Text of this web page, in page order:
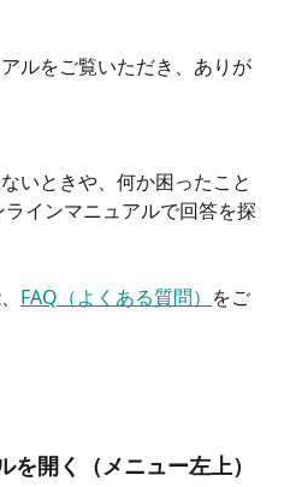
ルをご覧いただき、ありが
いときや、何か困ったこと
インマニュアルで回答を探
FAQ（よくある質問） をご
開く（メニュー左上）